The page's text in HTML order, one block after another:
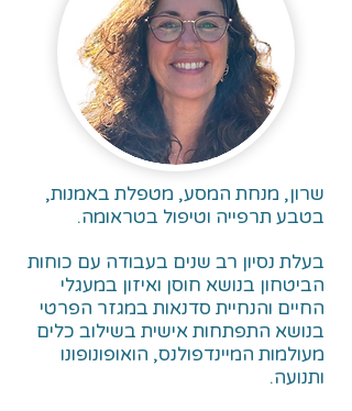
שרון, מנחת המסע, מטפלת באמנות,
בטבע תרפייה וטיפול בטראומה.
בעלת נסיון רב שנים בעבודה עם כוחות
הביטחון בנושא חוסן ואיזון במעגלי
החיים והנחיית סדנאות במגזר הפרטי
בנושא התפתחות אישית בשילוב כלים
מעולמות המיינדפולנס, הואופונופונו
ותנועה.